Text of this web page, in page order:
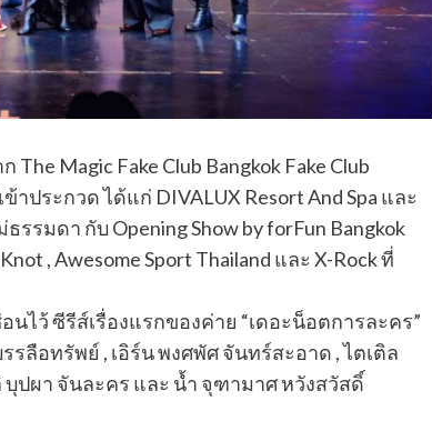
Magic Fake Club Bangkok Fake Club
ประกวด ได้แก่ DIVALUX Resort And Spa และ
รมดา กับ Opening Show by forFun Bangkok
, Awesome Sport Thailand และ X-Rock ที่
ไว้ ซีรีส์เรื่องแรกของค่าย “เดอะน็อตการละคร”
ลือทรัพย์ , เอิร์น พงศพัศ จันทร์สะอาด , ไตเติล
ปผา จันละคร และ น้ำ จุฑามาศ หวังสวัสดิ์